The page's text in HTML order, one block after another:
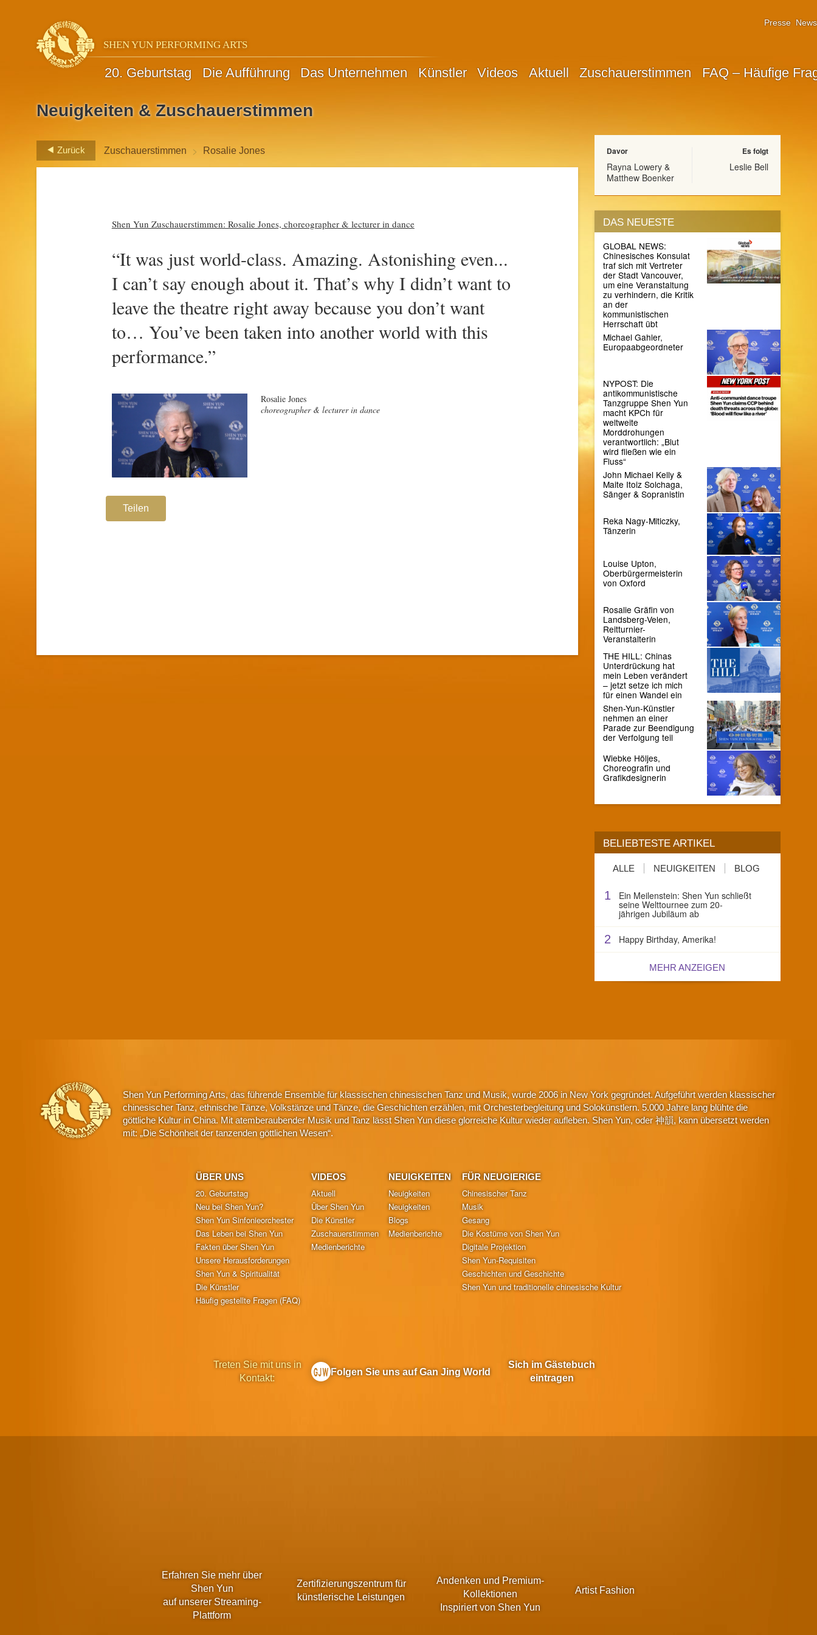
SHEN YUN PERFORMING ARTS
20. Geburtstag Die Aufführung Das Unternehmen Künstler Videos Aktuell Zuschauerstimmen FAQ – Häufige
Presse
Neuigkeiten & Zuschauerstimmen
Zurück Zuschauerstimmen > Rosalie Jones
Shen Yun Zuschauerstimmen: Rosalie Jones, choreographer & lecturer in dance
“It was just world-class. Amazing. Astonishing even...
I can’t say enough about it. That’s why I didn’t want to
leave the theatre right away because you don’t want
to… You’ve been taken into another world with this
performance.”
Rosalie Jones
choreographer & lecturer in dance
Teilen
Davor
Rayna Lowery &
Matthew Boenker
Es folgt
Leslie Bell
DAS NEUESTE
GLOBAL NEWS:
Chinesisches Konsulat
traf sich mit Vertreter
der Stadt Vancouver,
um eine Veranstaltung
zu verhindern, die Kritik
an der
kommunistischen
Herrschaft übt
Michael Gahler,
Europaabgeordneter
NYPOST: Die
antikommunistische
Tanzgruppe Shen Yun
macht KPCh für
weltweite
Morddrohungen
verantwortlich: „Blut
wird fließen wie ein
Fluss“
John Michael Kelly &
Maite Itoiz Solchaga,
Sänger & Sopranistin
Reka Nagy-Miticzky,
Tänzerin
Louise Upton,
Oberbürgermeisterin
von Oxford
Rosalie Gräfin von
Landsberg-Velen,
Reitturnier-
Veranstalterin
THE HILL: Chinas
Unterdrückung hat
mein Leben verändert
– jetzt setze ich mich
für einen Wandel ein
Shen-Yun-Künstler
nehmen an einer
Parade zur Beendigung
der Verfolgung teil
Wiebke Höljes,
Choreografin und
Grafikdesignerin
BELIEBTESTE ARTIKEL
ALLE NEUIGKEITEN BLOG
1 Ein Meilenstein: Shen Yun schließt
seine Welttournee zum 20-
jährigen Jubiläum ab
2 Happy Birthday, Amerika!
MEHR ANZEIGEN
Shen Yun Performing Arts, das führende Ensemble für klassischen chinesischen Tanz und Musik, wurde 2006 in New York gegründet. Aufgeführt werden klassischer
chinesischer Tanz, ethnische Tänze, Volkstänze und Tänze, die Geschichten erzählen, mit Orchesterbegleitung und Solokünstlern. 5.000 Jahre lang blühte die
göttliche Kultur in China. Mit atemberaubender Musik und Tanz lässt Shen Yun diese glorreiche Kultur wieder aufleben. Shen Yun, oder 神韻, kann übersetzt werden
mit: „Die Schönheit der tanzenden göttlichen Wesen“.
ÜBER UNS
20. Geburtstag
Neu bei Shen Yun?
Shen Yun Sinfonieorchester
Das Leben bei Shen Yun
Fakten über Shen Yun
Unsere Herausforderungen
Shen Yun & Spiritualität
Die Künstler
Häufig gestellte Fragen (FAQ)
VIDEOS
Aktuell
Über Shen Yun
Die Künstler
Zuschauerstimmen
Medienberichte
NEUIGKEITEN
Neuigkeiten
Neuigkeiten
Blogs
Medienberichte
FÜR NEUGIERIGE
Chinesischer Tanz
Musik
Gesang
Die Kostüme von Shen Yun
Digitale Projektion
Shen Yun-Requisiten
Geschichten und Geschichte
Shen Yun und traditionelle chinesische Kultur
Treten Sie mit uns in
Kontakt:
Folgen Sie uns auf Gan Jing World
Sich im Gästebuch
eintragen
Erfahren Sie mehr über
Shen Yun
auf unserer Streaming-
Plattform
Zertifizierungszentrum für
künstlerische Leistungen
Andenken und Premium-
Kollektionen
Inspiriert von Shen Yun
Artist Fashion